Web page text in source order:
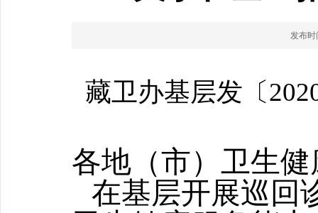
发布时
藏卫办基层发〔
各地（市）卫生
在基层开展巡回